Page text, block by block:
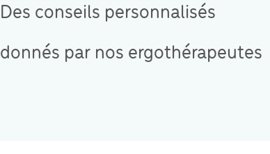
Des conseils personnalisés
donnés par nos ergothérapeutes